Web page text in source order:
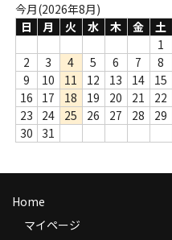
Webのみ no.3
Webのみ no.4
売り切れ
Help
お支払い方法
今月(2026年8月)
日
月 火 水 木 金
土
1
2
3 4 5 6 7
8
9
10 11 12 13 14
15
16
17 18 19 20 21
22
23
24 25 26 27 28
29
30
31
Home
マイページ